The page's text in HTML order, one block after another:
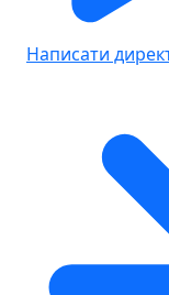
Написати